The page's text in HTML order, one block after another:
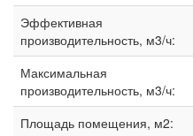
Эффективная
производительность, м3/ч:
Максимальная
производительность, м3/ч:
Площадь помещения, м2: